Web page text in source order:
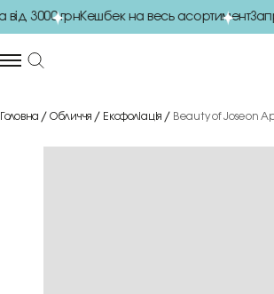
3000 грнКешбек на весь асортимент
Головна Обличчя Ексфоліація Beauty of Joseon